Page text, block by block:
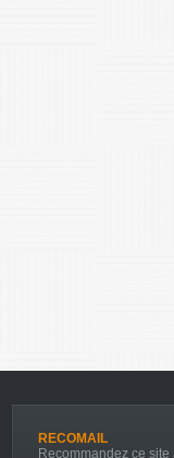
RECOMAIL
Recommandez ce site